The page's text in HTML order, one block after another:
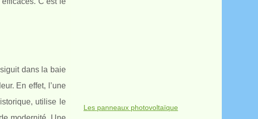
dans la baie
En effet, l’une
utilise le
Les panneaux photovoltaïque